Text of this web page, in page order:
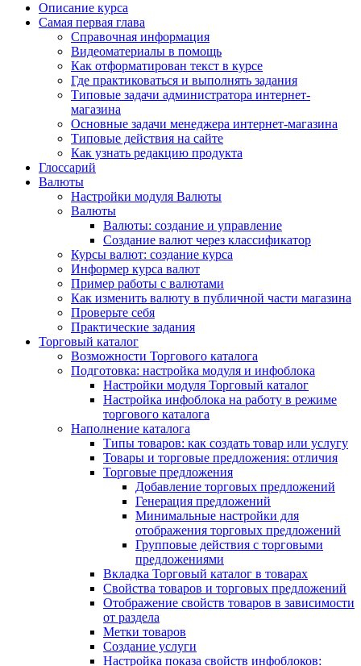
Описание курса
Самая первая глава
Справочная информация
Видеоматериалы в помощь
Как отформатирован текст в курсе
Где практиковаться и выполнять задания
Типовые задачи администратора интернет-
магазина
Основные задачи менеджера интернет-магазина
Типовые действия на сайте
Как узнать редакцию продукта
Глоссарий
Валюты
Настройки модуля Валюты
Валюты
Валюты: создание и управление
Создание валют через классификатор
Курсы валют: создание курса
Информер курса валют
Пример работы с валютами
Как изменить валюту в публичной части магазина
Проверьте себя
Практические задания
Торговый каталог
Возможности Торгового каталога
Подготовка: настройка модуля и инфоблока
Настройки модуля Торговый каталог
Настройка инфоблока на работу в режиме
торгового каталога
Наполнение каталога
Типы товаров: как создать товар или услугу
Товары и торговые предложения: отличия
Торговые предложения
Добавление торговых предложений
Генерация предложений
Минимальные настройки для
отображения торговых предложений
Групповые действия с торговыми
предложениями
Вкладка Торговый каталог в товарах
Свойства товаров и торговых предложений
Отображение свойств товаров в зависимости
от раздела
Метки товаров
Создание услуги
Настройка показа свойств инфоблоков: